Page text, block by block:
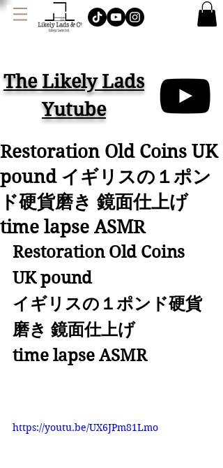
AMES LOCK & CO. ハット イギリス
The Likely Lads
Yutube
Restoration Old Coins UK
pound イギリスの１ポン
ド硬貨磨き 鏡面仕上げ
time lapse ASMR
Restoration Old Coins
UK pound
イギリスの１ポンド硬貨
磨き 鏡面仕上げ
time lapse ASMR
https://youtu.be/UX6JPm81Lmo